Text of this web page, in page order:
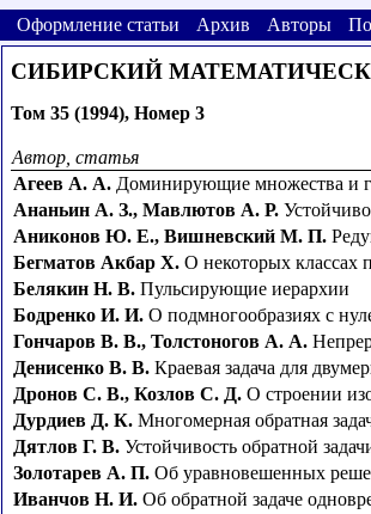
Оформление статьи Архив Авторы
СИБИРСКИЙ
Том 35 (1994), Номер 3
Автор, статья
Агеев А. А. Доминирующие множества и
Ананьин А. З., Мавлютов А. Р.
Аниконов Ю. Е., Вишневский М. П.
Бегматов Акбар Х. О некоторых классах
Белякин Н. В. Пульсирующие иерархии
Бодренко И. И. О подмногообразиях с
Гончаров В. В., Толстоногов А. А.
Денисенко В. В. Краевая задача для
Дронов С. В., Козлов С. Д. О строении
Дурдиев Д. К. Многомерная обратная
Дятлов Г. В. Устойчивость обратной
Золотарев А. П. Об уравновешенных
Иванчов Н. И. Об обратной задаче